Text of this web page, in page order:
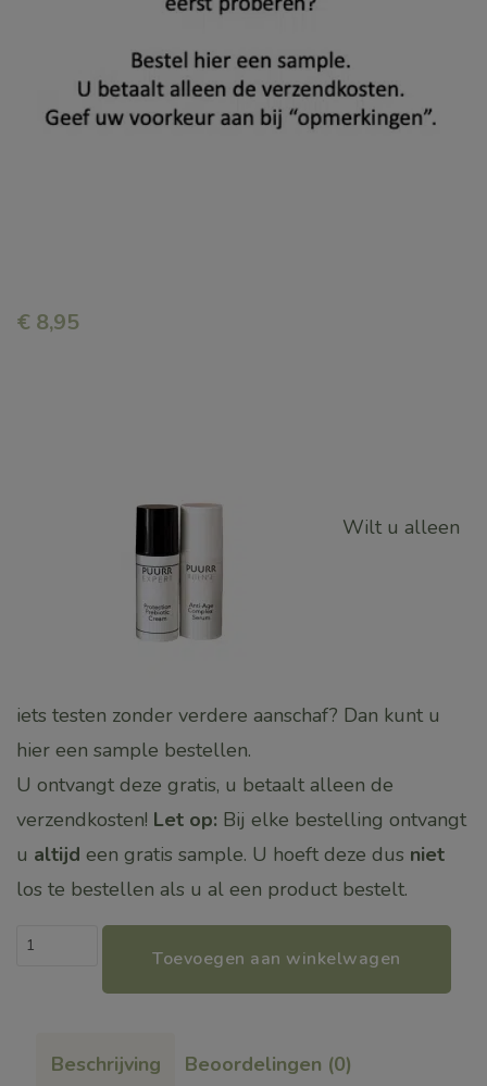
€ 8,95
Wilt u alleen
iets testen zonder verdere aanschaf? Dan kunt u
hier een sample bestellen.
U ontvangt deze gratis, u betaalt alleen de
verzendkosten! Let op: Bij elke bestelling ontvangt
u altijd een gratis sample. U hoeft deze dus niet
los te bestellen als u al een product bestelt.
Sample
Toevoegen aan winkelwagen
Beschrijving Beoordelingen (0)